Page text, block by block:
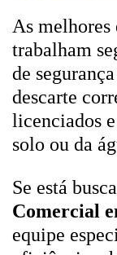
As melhores
trabalham
de
descarte
licenciados
solo ou da
Se está
Comercial
equipe